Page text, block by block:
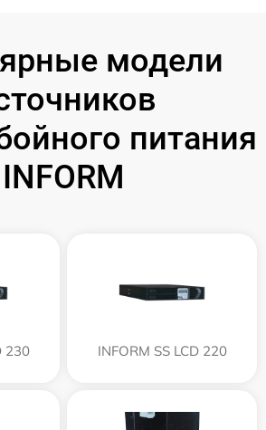
модели
питания
INFORM
230 INFORM SS LCD 220